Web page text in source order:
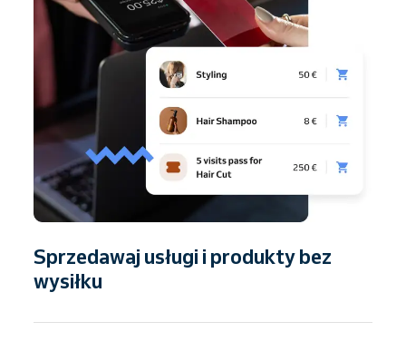
Sprzedawaj usługi i produkty bez
wysiłku